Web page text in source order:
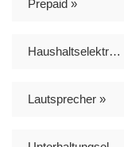
Prepaid »
Haushaltselektronik »
Lautsprecher »